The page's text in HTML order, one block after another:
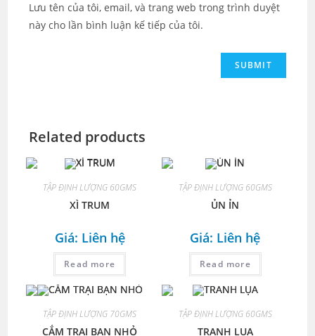
Lưu tên của tôi, email, và trang web trong trình duyệt
này cho lần bình luận kế tiếp của tôi.
Related products
TẬP ĐỊNH LƯỢNG 60GMS
XÌ TRUM
Giá: Liên hệ
Read more
TẬP ĐỊNH LƯỢNG 60GMS
ỦN ỈN
Giá: Liên hệ
Read more
TẬP ĐỊNH LƯỢNG 70GMS
CẮM TRẠI BẠN NHỎ
TẬP ĐỊNH LƯỢNG 60GMS
TRANH LỤA